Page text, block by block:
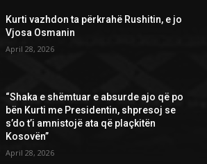
Kurti vazhdon ta përkrahë Rushitin, e jo
Vjosa Osmanin
April 28, 2026
“Shaka e shëmtuar e absurde ajo që po
bën Kurti me Presidentin, shpresoj se
s’do t’i amnistojë ata që plaçkitën
Kosovën”
April 28, 2026